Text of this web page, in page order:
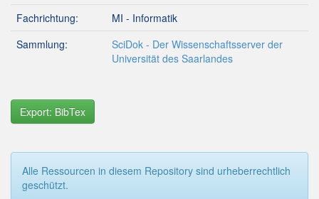
Fachrichtung:
MI - Informatik
Sammlung:
SciDok - Der Wissenschaftsserver der
Universität des Saarlandes
Export: BibTex
Alle Ressourcen in diesem Repository sind urheberrechtlich
geschützt.